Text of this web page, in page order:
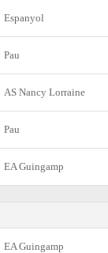
Espanyol
Pau
AS Nancy Lorraine
Pau
EA Guingamp
EA Guingamp